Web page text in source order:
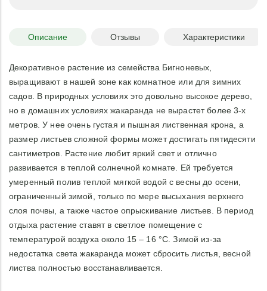
Описание Отзывы Характеристики
Декоративное растение из семейства Бигноневых,
выращивают в нашей зоне как комнатное или для зимних
садов. В природных условиях это довольно высокое дерево,
но в домашних условиях жакаранда не вырастет более 3-х
метров. У нее очень густая и пышная лиственная крона, а
размер листьев сложной формы может достигать пятидесяти
сантиметров. Растение любит яркий свет и отлично
развивается в теплой солнечной комнате. Ей требуется
умеренный полив теплой мягкой водой с весны до осени,
ограниченный зимой, только по мере высыхания верхнего
слоя почвы, а также частое опрыскивание листьев. В период
отдыха растение ставят в светлое помещение с
температурой воздуха около 15 – 16 °С. Зимой из-за
недостатка света жакаранда может сбросить листья, весной
листва полностью восстанавливается.